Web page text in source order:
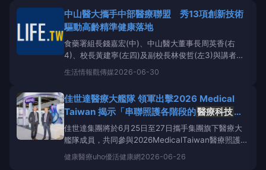
部「健康臺灣」政策，吸引產官學研醫界超過百位代表
齊聚。透
中山醫大攜手中部醫療聯盟 秀13項創新技術
驅動高齡精準健康落地
食藥署組長錢嘉宏(中)、中山醫大董事長周英香(右
4)、校長黃建寧(左四)及副校長林俊哲(左3)與講者合
影，共同見證智慧醫療跨域合作成果。（圖/記者廖妙
茜翻攝）（觀傳媒中彰投新聞）【記者廖妙茜/台中報
醫療科技政策研究中
生活情報觀傳媒2026-06-30
佳世達醫療大艦隊 領軍出擊2026 Medical
Taiwan 揭示「串聯照護各階段的醫療科技平
台」提供更高效的智慧醫療解決方案
佳世達集團將於6月25日至27日攜手集團旗下醫療大
艦隊成員，共同參與2026MedicalTaiwan醫療照護展
（展位：D0328）。今年集團以「串聯照護各階段的
醫療科技
平台」為核心，更以「AI賦能的預防醫
健康醫療uho優活健康網2026-06-26